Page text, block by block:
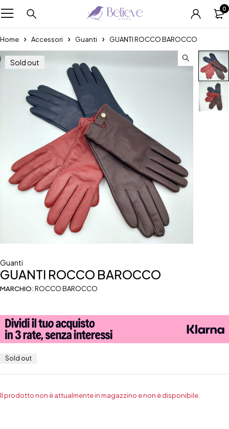
0
Home Accessori Guanti GUANTI ROCCO BAROCCO
Sold out
Guanti
GUANTI ROCCO BAROCCO
MARCHIO:ROCCO BAROCCO
Sold out
Il prodotto non è attualmente in magazzino e non è disponibile.